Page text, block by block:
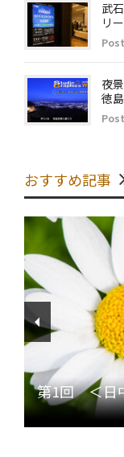
武
リ
夜
徳
おすすめ記事
第1回 ＜日